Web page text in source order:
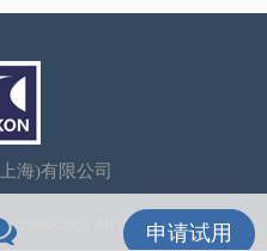
申请试用
海)有限公司
2025 All Rights Reserved